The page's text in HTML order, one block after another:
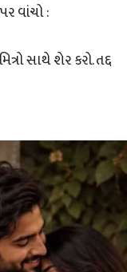
વાંચો :
સાથે શેર કરો. તદ્દ